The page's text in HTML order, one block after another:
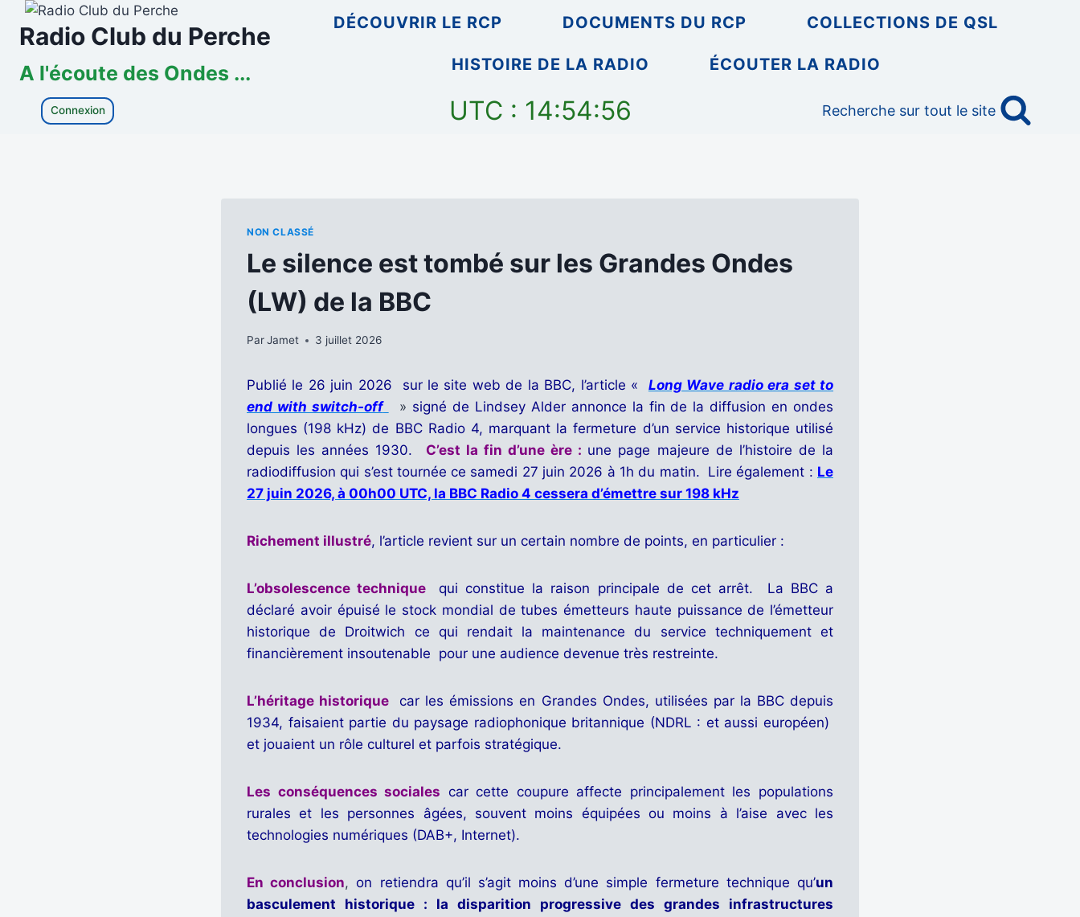
Aller
Radio Club du Perche
A l'écoute des Ondes ...
DÉCOUVRIR LE RCP DOCUMENTS DU RCP COLLECTIONS DE QSL
HISTOIRE DE LA RADIO ÉCOUTER LA RADIO
Connexion UTC : 14:54:56 Recherche sur tout le site
NON CLASSÉ
Le silence est tombé sur les Grandes Ondes
(LW) de la BBC
ParJamet 3 juillet 2026
Publié le 26 juin 2026 sur le site web de la BBC, l’article «
Long Wave radio era set to
end with switch-off
» signé de Lindsey Alder annonce la fin de la diffusion en ondes
longues (198 kHz) de BBC Radio 4, marquant la fermeture d’un service historique utilisé
depuis les années 1930. C’est la fin d’une ère : une page majeure de l’histoire de la
radiodiffusion qui s’est tournée ce samedi 27 juin 2026 à 1h du matin. Lire également : Le
27 juin 2026, à 00h00 UTC, la BBC Radio 4 cessera d’émettre sur 198 kHz
Richement illustré, l’article revient sur un certain nombre de points, en particulier :
L’obsolescence techniquequi constitue la raison principale de cet arrêt. La BBC a
déclaré avoir épuisé le stock mondial de tubes émetteurs haute puissance de l’émetteur
historique de Droitwich ce qui rendait la maintenance du service techniquement et
financièrement insoutenable pour une audience devenue très restreinte.
L’héritage historique
car les émissions en Grandes Ondes, utilisées par la BBC depuis
1934, faisaient partie du paysage radiophonique britannique (NDRL : et aussi européen)
et jouaient un rôle culturel et parfois stratégique.
Les conséquences sociales car cette coupure affecte principalement les populations
rurales et les personnes âgées, souvent moins équipées ou moins à l’aise avec les
technologies numériques (DAB+, Internet).
En conclusion, on retiendra qu’il s’agit moins d’une simple fermeture technique qu’un
basculement historique : la disparition progressive des grandes infrastructures